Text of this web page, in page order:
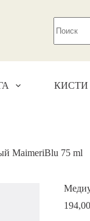
КИСТИ
MaimeriBlu 75 ml
194,00